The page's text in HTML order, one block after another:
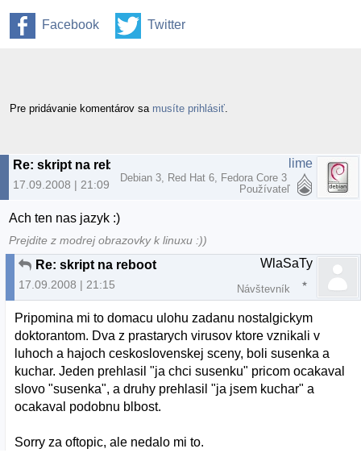
Facebook Twitter
Pre pridávanie komentárov sa musíte prihlásiť
Re: skript na reboot
17.09.2008 | 21:09
lime
Debian 3, Red Hat 6, Fedora Core 3
Používateľ
Ach ten nas jazyk :)
Prejdite z modrej obrazovky k linuxu :))
Re: skript na reboot
17.09.2008 | 21:15
WlaSaTy
Návštevník
Pripomina mi to domacu ulohu zadanu nostalgickym
doktorantom. Dva z prastarych virusov ktore vznikali v
luhoch a hajoch ceskoslovenskej sceny, boli susenka a
kuchar. Jeden prehlasil "ja chci susenku" pricom ocakaval
slovo "susenka", a druhy prehlasil "ja jsem kuchar" a
ocakaval podobnu blbost.
Sorry za oftopic, ale nedalo mi to.